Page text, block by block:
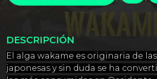
DESCRIPCIÓN
El alga wakame es originaria de
japonesas y sin duda se ha